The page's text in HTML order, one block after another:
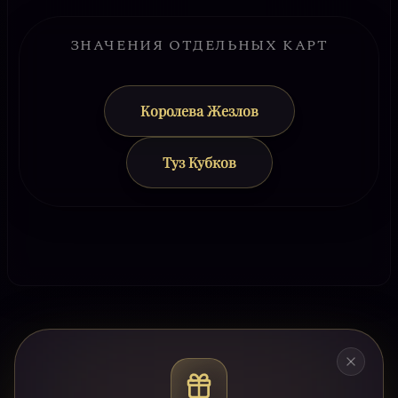
ЗНАЧЕНИЯ ОТДЕЛЬНЫХ КАРТ
Королева Жезлов
Туз Кубков